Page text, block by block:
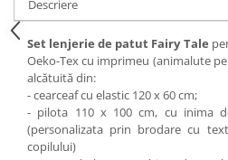
Descriere
Set lenjerie de patut Fairy Tale
Oeko-Tex cu imprimeu (animalute
alcătuită din:
- cearceaf cu elastic 120 x 60 cm;
- pilota 110 x 100 cm, cu inima
(personalizata prin brodare cu
copilului)